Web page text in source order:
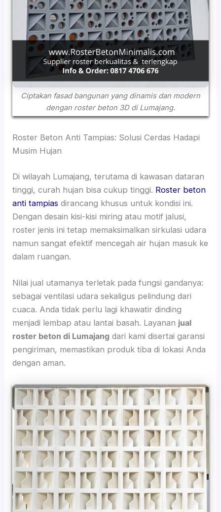
Ciptakan fasad bangunan yang dinamis dan modern
dengan roster beton 3D di Lumajang.
Roster Beton Anti Tampias: Solusi Cerdas Hadapi
Musim Hujan
Di wilayah Lumajang, terutama di kawasan dataran
tinggi, curah hujan bisa cukup tinggi. Roster beton
anti tampias dirancang khusus untuk kondisi ini.
Dengan desain kisi-kisi miring atau motif jalusi,
roster jenis ini tetap memaksimalkan sirkulasi udara
namun sangat efektif mencegah air hujan masuk ke
dalam ruangan.
Nilai jual utamanya terletak pada fungsi gandanya:
sebagai ventilasi udara sekaligus pelindung dari
cuaca. Anda tidak perlu lagi khawatir dinding
menjadi lembap atau lantai basah. Layanan jual
roster beton di Lumajang dari kami disertai garansi
pengiriman, memastikan produk tiba di lokasi Anda
dengan aman.